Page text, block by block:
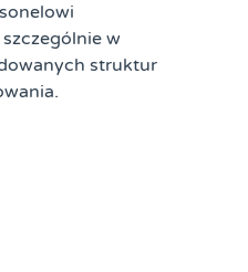
w
struktur